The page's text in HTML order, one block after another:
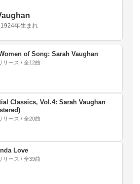
年生まれ
of Song: Sarah Vaughan
リース / 全12曲
Classics, Vol.4: Sarah Vaughan
リース / 全20曲
Love
リース / 全39曲